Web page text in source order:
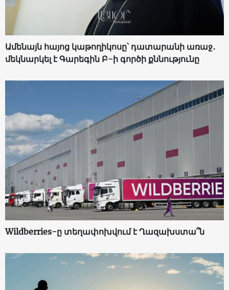
Ամենայն հայոց կաթողիկոսը՝ դատարանի առաջ․
մեկնարկել է Գարեգին Բ-ի գործի քննությունը
Wildberries-ը տեղափոխվում է Ղազախստա՞ն